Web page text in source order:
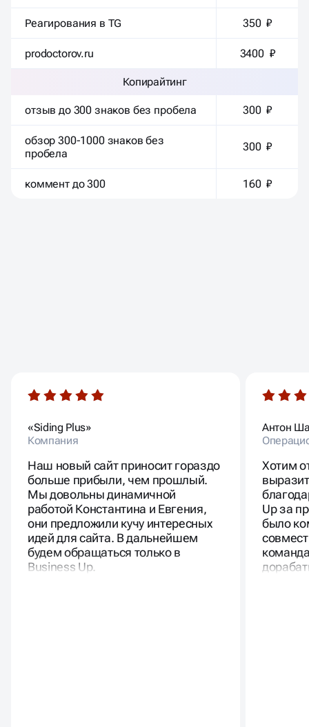
Реагирования в TG 350 ₽
prodoctorov.ru 3400 ₽
Копирайтинг
отзыв до 300 знаков без пробела 300 ₽
обзор 300-1000 знаков без
пробела
300 ₽
коммент до 300 160 ₽
«Siding Plus»
Компания
Наш новый сайт приносит гораздо
больше прибыли, чем прошлый.
Мы довольны динамичной
работой Константина и Евгения,
они предложили кучу интересных
идей для сайта. В дальнейшем
будем обращаться только в
Business Up.
Антон
Хотим
Up за
было